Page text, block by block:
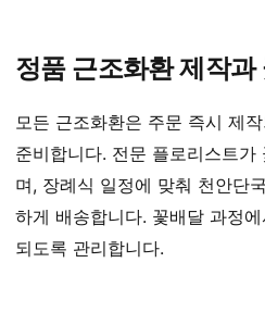
정품 근조화환 제작과
모든 근조화환은 주문 즉시 제
준비합니다. 전문 플로리스트
며, 장례식 일정에 맞춰 천안단
하게 배송합니다. 꽃배달 과정
되도록 관리합니다.